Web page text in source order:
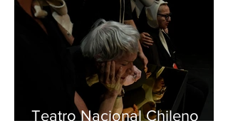
Teatro Nacional Chileno